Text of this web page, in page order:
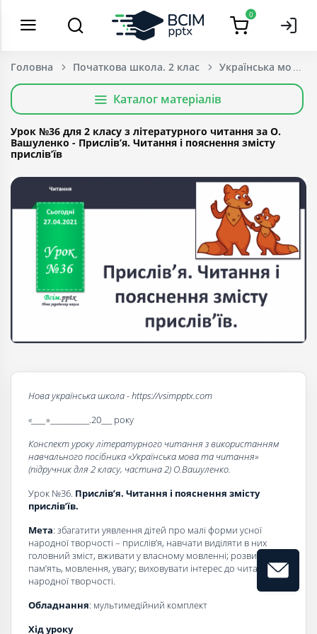
0
Головна Початкова школа. 2 клас Українська мова
Каталог матеріалів
Урок №36 для 2 класу з літературного читання за О.
Вашуленко - Прислів’я. Читання і пояснення змісту
прислів’їв
Нова українська школа - https://vsimpptx.com
«____ »___________.20___ року
Конспект уроку літературного читання з використанням
навчального посібника «Українська мова та читання»
(підручник для 2 класу, частина 2) О.Вашуленко.
Урок №36. Прислів’я. Читання і пояснення змісту
прислів’їв.
Мета: збагатити уявлення дітей про малі форми усної
народної творчості – прислів’я, навчати виділяти в них
головний зміст, вживати у власному мовленні; розвивати
пам’ять, мовлення, увагу; виховувати інтерес до читання, до
народної творчості.
Обладнання: мультимедійний комплект
Хід уроку